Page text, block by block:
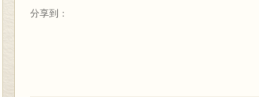
分享到：